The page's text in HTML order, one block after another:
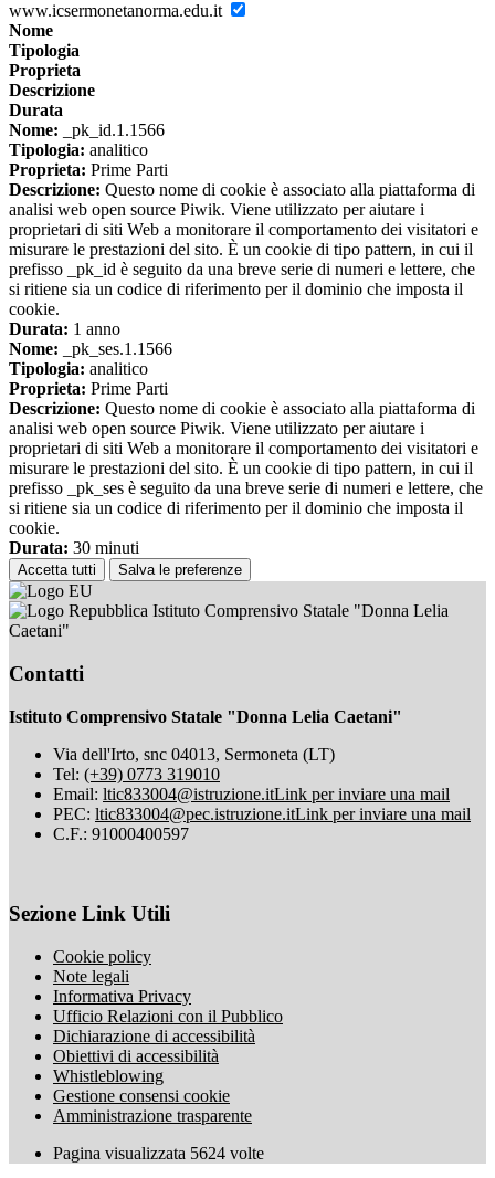
www.icsermonetanorma.edu.it
Nome
Tipologia
Proprieta
Descrizione
Durata
Nome: _pk_id.1.1566
Tipologia: analitico
Proprieta: Prime Parti
Descrizione: Questo nome di cookie è associato alla piattaforma di
analisi web open source Piwik. Viene utilizzato per aiutare i
proprietari di siti Web a monitorare il comportamento dei visitatori e
misurare le prestazioni del sito. È un cookie di tipo pattern, in cui il
prefisso _pk_id è seguito da una breve serie di numeri e lettere, che
si ritiene sia un codice di riferimento per il dominio che imposta il
cookie.
Durata: 1 anno
Nome: _pk_ses.1.1566
Tipologia: analitico
Proprieta: Prime Parti
Descrizione: Questo nome di cookie è associato alla piattaforma di
analisi web open source Piwik. Viene utilizzato per aiutare i
proprietari di siti Web a monitorare il comportamento dei visitatori e
misurare le prestazioni del sito. È un cookie di tipo pattern, in cui il
prefisso _pk_ses è seguito da una breve serie di numeri e lettere, che
si ritiene sia un codice di riferimento per il dominio che imposta il
cookie.
Durata: 30 minuti
Accetta tutti Salva le preferenze
Istituto Comprensivo Statale "Donna Lelia
Caetani"
Contatti
Istituto Comprensivo Statale "Donna Lelia Caetani"
Via dell'Irto, snc 04013, Sermoneta (LT)
Tel: (+39) 0773 319010
Email: ltic833004@istruzione.itLink per inviare una mail
PEC: ltic833004@pec.istruzione.itLink per inviare una mail
C.F.: 91000400597
Sezione Link Utili
Cookie policy
Note legali
Informativa Privacy
Ufficio Relazioni con il Pubblico
Dichiarazione di accessibilità
Obiettivi di accessibilità
Whistleblowing
Gestione consensi cookie
Amministrazione trasparente
Pagina visualizzata 5624 volte